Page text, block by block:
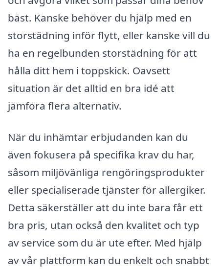
bäst. Kanske behöver du hjälp med en
storstädning inför flytt, eller kanske vill du
ha en regelbunden storstädning för att
hålla ditt hem i toppskick. Oavsett
situation är det alltid en bra idé att
jämföra flera alternativ.
När du inhämtar erbjudanden kan du
även fokusera på specifika krav du har,
såsom miljövänliga rengöringsprodukter
eller specialiserade tjänster för allergiker.
Detta säkerställer att du inte bara får ett
bra pris, utan också den kvalitet och typ
av service som du är ute efter. Med hjälp
av vår plattform kan du enkelt och snabbt